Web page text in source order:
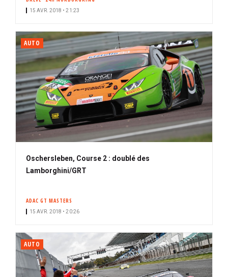
15 AVR. 2018 • 21:23
AUTO
Oschersleben, Course 2 : doublé des
Lamborghini/GRT
ADAC GT MASTERS
15 AVR. 2018 • 20:26
AUTO